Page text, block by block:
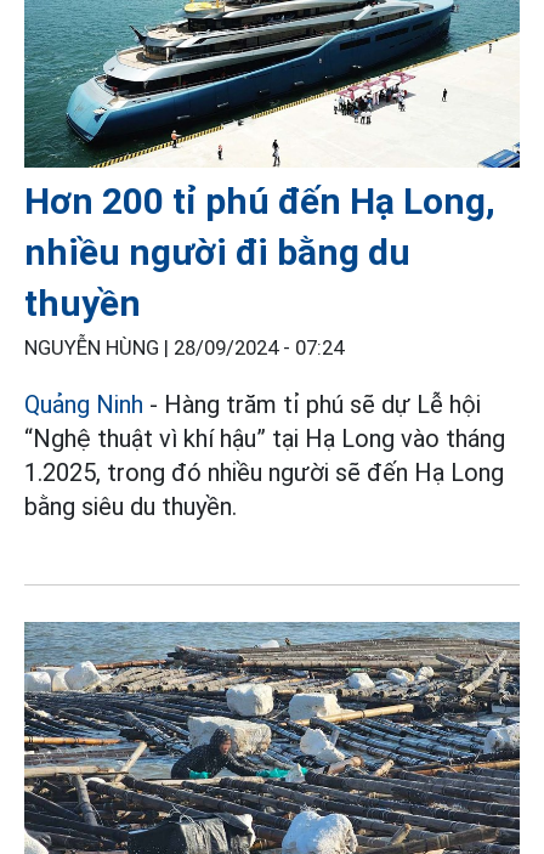
Hơn 200 tỉ phú đến Hạ Long,
nhiều người đi bằng du
thuyền
NGUYỄN HÙNG | 28/09/2024 - 07:24
Quảng Ninh - Hàng trăm tỉ phú sẽ dự Lễ hội
“Nghệ thuật vì khí hậu” tại Hạ Long vào tháng
1.2025, trong đó nhiều người sẽ đến Hạ Long
bằng siêu du thuyền.